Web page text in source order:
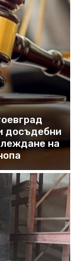
досъдебни
на